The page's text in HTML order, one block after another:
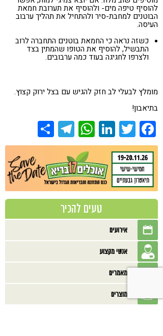
להוסיף טיפה מים- ולהוסיף את תערובת חמאת
הבוטנים למחבת-סיר ולהתחיל את תהליך ערבוב
העיסה.
כשזה נראה כי החמאת בוטנים התחברה לרוב
התבשיל, להוסיף את הטופו שהמתין בצד
ולצרפו לחגיגה בעוד כמה ערבובים.
מומלץ לבעלי לב חזק להגיש עם בצל ירוק קצוץ.
בתיאבון!
Facebook
Twitter
LinkedIn
WhatsApp
Telegram
טעים להכיר
אירועים
אנשי מקצוע
מאמרים
מוצרים